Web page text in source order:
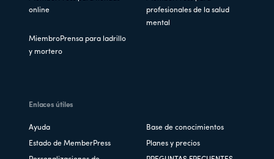
online
profesionales de la salud
mental
MiembroPrensa para ladrillo
y mortero
Enlaces útiles
Ayuda Base de conocimientos
Estado de MemberPress Planes y precios